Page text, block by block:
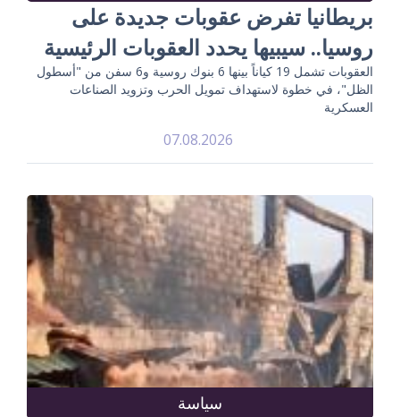
بريطانيا تفرض عقوبات جديدة على
روسيا.. سيبيها يحدد العقوبات الرئيسية
العقوبات تشمل 19 كياناً بينها 6 بنوك روسية و6 سفن من "أسطول
الظل"، في خطوة لاستهداف تمويل الحرب وتزويد الصناعات
العسكرية
07.08.2026
سياسة